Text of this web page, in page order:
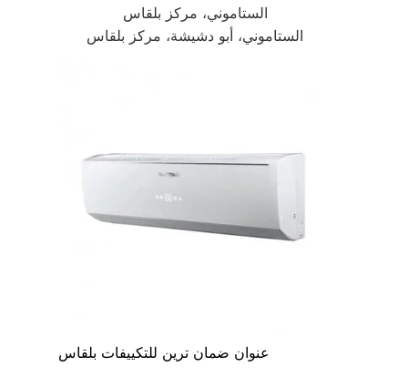
الستاموني، مركز بلقاس
الستاموني، أبو دشيشة، مركز بلقاس
عنوان ضمان ترين للتكييفات بلقاس